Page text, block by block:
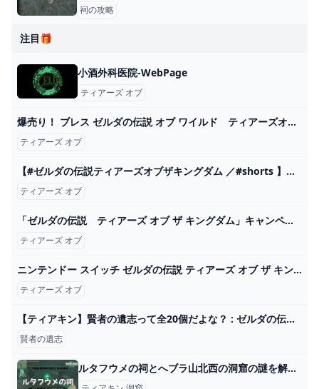
祠の攻略
注目🎁
小酒外科医院-WebPage
ティアーズ オブ
爆売り！ ブレス ゼルダの伝説 オブ ワイルド ティアーズオブキングダム セット ザ Nintendo Switch - healthspringhmo.com
ティアーズ オブ
【#ゼルダの伝説ティアーズオブザキングダム ／#shorts 】頭上に注意？！【#輝空カエデ ／#vtuber 】 - YouTube
ティアーズ オブ
「ゼルダの伝説 ティアーズ オブ ザ キングダム」キャンペーン｜ローソン研究所
ティアーズ オブ
ニンテンドー スイッチ ゼルダの伝説 ティアーズ オブ ザ キングダムTears of the Kingdom ゲーム ソフト Nintendo Switch :YK1468-A2308:ベストワン - 通販 - Yahoo!ショッピング
ティアーズ オブ
【ティアキン】賢者の遺志って全20個だよな？ : ゼルダの伝説 ティアーズ オブ ザ キングダム攻略まとめ速報
賢者の遺志
ルタフウメの祠とへブラ山北西の洞窟の謎を解明！ティアキン攻略 とあるゲームブログの軌跡